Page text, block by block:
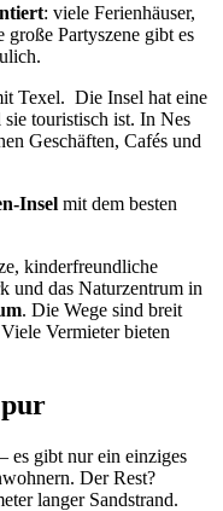
: viele Ferienhäuser,
Partyszene gibt es
Texel. Die Insel hat eine
touristisch ist. In Nes
Geschäften, Cafés und
Insel mit dem besten
kinderfreundliche
und das Naturzentrum in
. Die Wege sind breit
Vermieter bieten
es gibt nur ein einziges
Der Rest?
langer Sandstrand.